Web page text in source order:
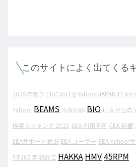
このサイトによく出てくる
2025年祭り EUにおけるYahoo! JAPAN EEA
Yahoo! BEAMS 3I/ATLAS BIO EEA からの
検索ランキング 2025 EEA 利用不可 EEA 影響
EEAサポート状況 EEA ユーザー EEA Yahoo!
FIT365 新潟近江 HAKKA HMV45RPM